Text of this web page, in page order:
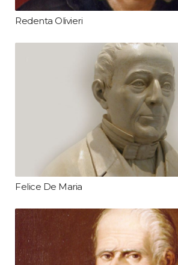
Redenta Olivieri
Felice De Maria